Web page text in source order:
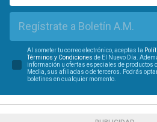
Regístrate a Boletín A.M.
Al someter tu correo electrónico, aceptas la
Términos y Condiciones de El Nuevo Día.
información u ofertas especiales de productos
Media, sus afiliadas o de terceros. Podrás
boletines en cualquier momento.